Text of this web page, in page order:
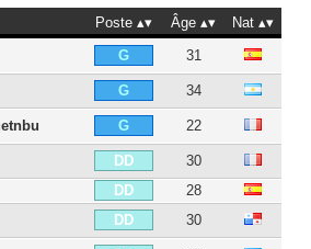
Poste Âge
Nat
G 31
G 34
G 22
DD
30
DD
28
DD 30